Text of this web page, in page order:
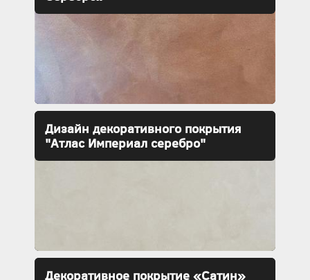
Дизайн декоративного покрытия
"Атлас Империал серебро"
Декоративное покрытие «Сатин»